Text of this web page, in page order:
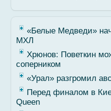
«Белые Медведи»
МХЛ
Хрюнов: Поветкин
соперником
«Урал» разгромил
Перед финалом в
Queen